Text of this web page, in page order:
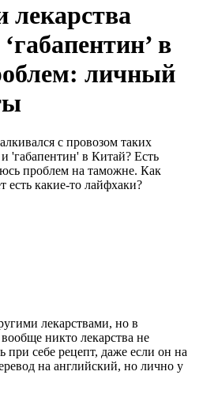
лекарства
в
личный
с провозом таких
'габапентин' в Китай? Есть
проблем на таможне. Как
какие-то лайфхаки?
лекарствами, но в
никто лекарства не
себе рецепт, даже если он на
на английский, но лично у